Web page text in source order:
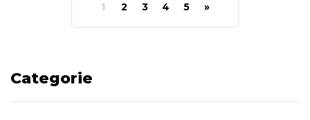
1 2 3 4 5 »
Categorie